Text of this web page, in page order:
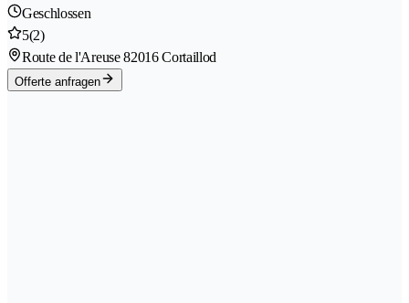
Geschlossen
5(2)
Route de l'Areuse 82016 Cortaillod
Offerte anfragen